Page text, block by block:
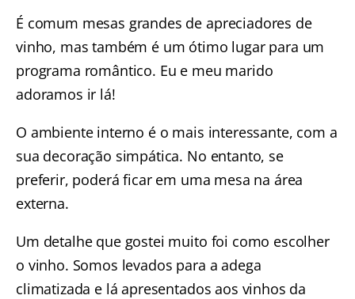
É comum mesas grandes de apreciadores de
vinho, mas também é um ótimo lugar para um
programa romântico. Eu e meu marido
adoramos ir lá!
O ambiente interno é o mais interessante, com a
sua decoração simpática. No entanto, se
preferir, poderá ficar em uma mesa na área
externa.
Um detalhe que gostei muito foi como escolher
o vinho. Somos levados para a adega
climatizada e lá apresentados aos vinhos da